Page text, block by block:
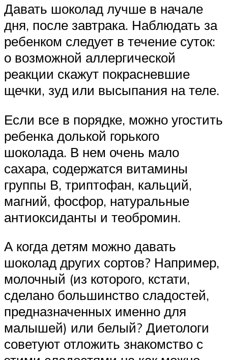
Давать шоколад лучше в начале
дня, после завтрака. Наблюдать за
ребенком следует в течение суток:
о возможной аллергической
реакции скажут покрасневшие
щечки, зуд или высыпания на теле.
Если все в порядке, можно угостить
ребенка долькой горького
шоколада. В нем очень мало
сахара, содержатся витамины
группы В, триптофан, кальций,
магний, фосфор, натуральные
антиоксиданты и теобромин.
А когда детям можно давать
шоколад других сортов? Например,
молочный (из которого, кстати,
сделано большинство сладостей,
предназначенных именно для
малышей) или белый? Диетологи
советуют отложить знакомство с